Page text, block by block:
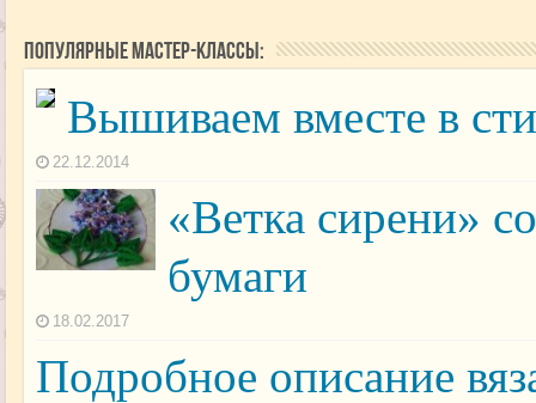
Популярные мастер-классы:
Вышиваем вместе в
22.12.2014
«Ветка сирени»
бумаги
18.02.2017
Подробное описание